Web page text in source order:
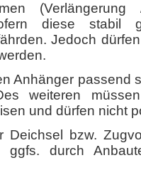
(Verlängerung
diese
Jedoch
Anhänger passend
weiteren
und dürfen nicht
Deichsel bzw.
ggfs. durch